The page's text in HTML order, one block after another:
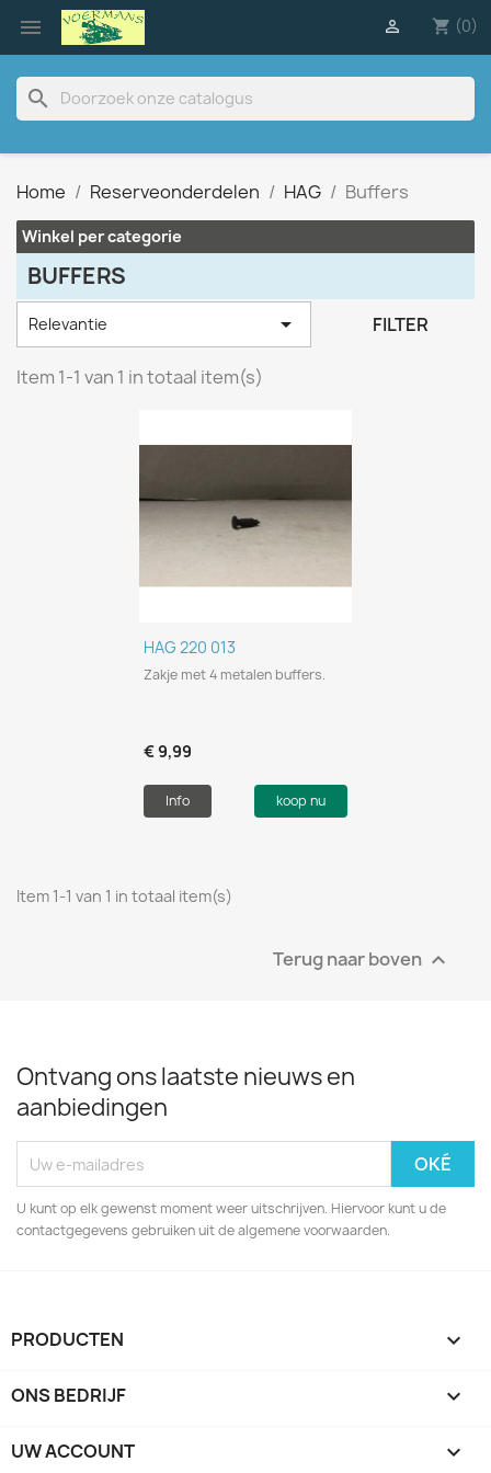
 shopping_cart (0)

search
Home Reserveonderdelen HAG Buffers
Winkel per categorie
BUFFERS
Relevantie  FILTER
Item 1-1 van 1 in totaal item(s)
HAG 220 013
Zakje met 4 metalen buffers.
€ 9,99
Info koop nu
Item 1-1 van 1 in totaal item(s)
Terug naar boven 
Ontvang ons laatste nieuws en
aanbiedingen
U kunt op elk gewenst moment weer uitschrijven. Hiervoor kunt u de
contactgegevens gebruiken uit de algemene voorwaarden.
PRODUCTEN 
ONS BEDRIJF 
UW ACCOUNT 